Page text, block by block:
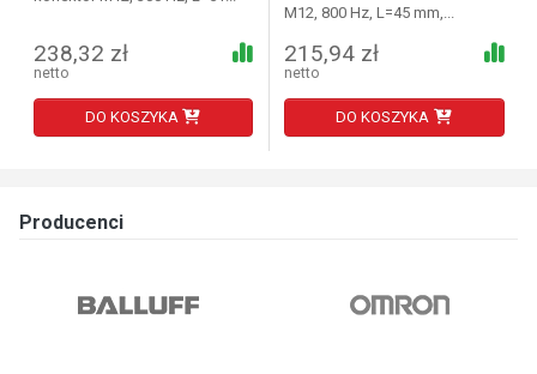
238,32 zł
netto
DO KOSZYKA
M12, 800 Hz, L=45 mm,...
215,94 zł
netto
DO KOSZYKA
Producenci